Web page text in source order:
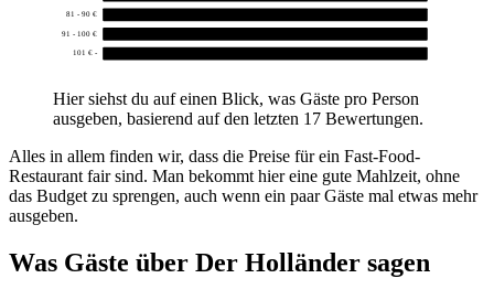
81 - 90 €
91 - 100 €
101 € -
Hier siehst du auf einen Blick, was Gäste pro Person
ausgeben, basierend auf den letzten 17 Bewertungen.
Alles in allem finden wir, dass die Preise für ein Fast-Food-
Restaurant fair sind. Man bekommt hier eine gute Mahlzeit, ohne
das Budget zu sprengen, auch wenn ein paar Gäste mal etwas mehr
ausgeben.
Was Gäste über Der Holländer sagen